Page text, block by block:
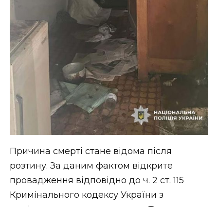
Причина смерті стане відома після
розтину. За даним фактом відкрите
провадження відповідно до ч. 2 ст. 115
Кримінального кодексу України з